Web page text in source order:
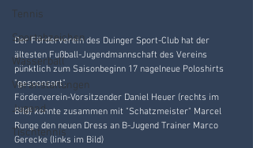
Tennis
Sportabzeichen
Wasserball
Veranstaltungen
Jugend
Tischtennis
Der Förderverein des Duinger Sport-Club hat der
ältesten Fußball-Jugendmannschaft des Vereins
pünktlich zum Saisonbeginn 17 nagelneue Poloshirts
"gesponsort".
Förderverein-Vorsitzender Daniel Heuer (rechts im
Bild) konnte zusammen mit "Schatzmeister" Marcel
Runge den neuen Dress an B-Jugend Trainer Marco
Gerecke (links im Bild)